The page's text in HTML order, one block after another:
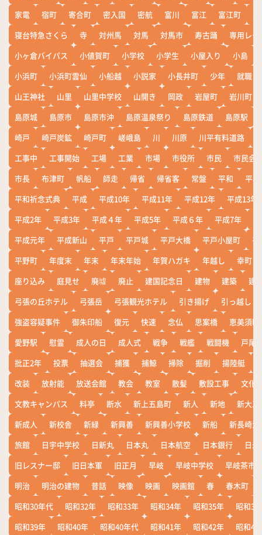
家電
宿町 寄合町 密入国 密航 富川 富江 富江町
寝台特急さくら
寺 対州馬 対馬 対馬市 寿古踊
専用レー
小ヶ倉バイパス
小値賀町 小学校 小学生 小屋入り 小島
小浜町
小浜町雲仙 小船越 小説家 小長井町 少年
就職
山王神社
山里 山里中学校 山開き 岡政 岩屋町
岩川町
島原城
島原市 島原市沖 島原温泉祭り 島原鉄道 島原駅
崎戸
崎戸炭鉱 崎戸町 嵯峨島 川 川原 川平有料道路
工事中
工事開始 工場 工業 市場 市役所 市民
市民会
市長
布津町 帆船 師走 帰省 帰省客 常盤 平和
平
平和祈念式典
平成 平成10年 平成11年 平成12年
平成13年
平成2年
平成3年 平成４年 平成5年 平成６年 平成7年
平成元年
平成新山 平戸 平戸城 平戸大橋 平戸小屋町
平
平野町
年度末 年末 年末年始 年賀ハガキ 年越し
幸町
座り込み
庭見せ 廃墟 廃止 建国記念日 建物 建築
建
弓張の丘ホテル
弓張岳 弓張観光ホテル 引き揚げ
引っ越し
強盗容疑事件
御朱印船 復元 快速 念仏 思案橋
恵美須町
愛野駅
慰霊 成人の日 成人式 戦争 戦艦 戦闘機
戸尾
批正2年
投票 抽選会 捕獲 捕鯨 掃除 掘削 揚陸艇
改装
放射能 放送会館 教会 教室 散髪 敷設工事
文化
文教キャンパス
料亭 断水 新上五島町 新人 新地
新大工
新成人
新校舎 新緑 新興善 新興善小学校 新船
新長崎漁
旅館
日宇中学校 日新丸 日本丸 日本航空 日本銀行
日
旧レスナー邸
旧日本軍 旧正月 早岐 早岐中学校
早岐茶市
明治
明治の建物 昔話 映像 映画 映画館 春 春木町
昭和30年代
昭和32年 昭和33年 昭和34年 昭和35年
昭和36
昭和39年
昭和40年 昭和40年代 昭和41年 昭和42年 昭和43